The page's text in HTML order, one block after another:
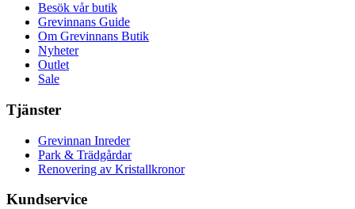
Besök vår butik
Grevinnans Guide
Om Grevinnans Butik
Nyheter
Outlet
Sale
Tjänster
Grevinnan Inreder
Park & Trädgårdar
Renovering av Kristallkronor
Kundservice